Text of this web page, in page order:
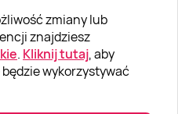
zmiany lub
znajdziesz
. Kliknij tutaj, aby
wykorzystywać